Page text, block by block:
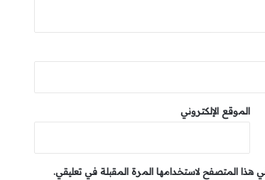
الموقع الإلكتروني
هذا المتصفح لاستخدامها المرة المقبلة في تعليقي.